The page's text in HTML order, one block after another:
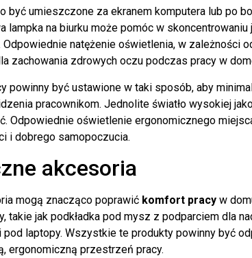
być umieszczone za ekranem komputera lub po
lampka na biurku może pomóc w
natężenie oświetlenia, w zależności
zachowania zdrowych oczu podczas pracy w
powinny być ustawione w taki sposób, aby
pracownikom. Jednolite światło wysokiej
Odpowiednie oświetlenie ergonomicznego
i dobrego samopoczucia.
akcesoria
mogą znacząco poprawić komfort pracy w
takie jak podkładka pod mysz z podparciem dla
pod laptopy. Wszystkie te produkty powinny być
ergonomiczną przestrzeń pracy.